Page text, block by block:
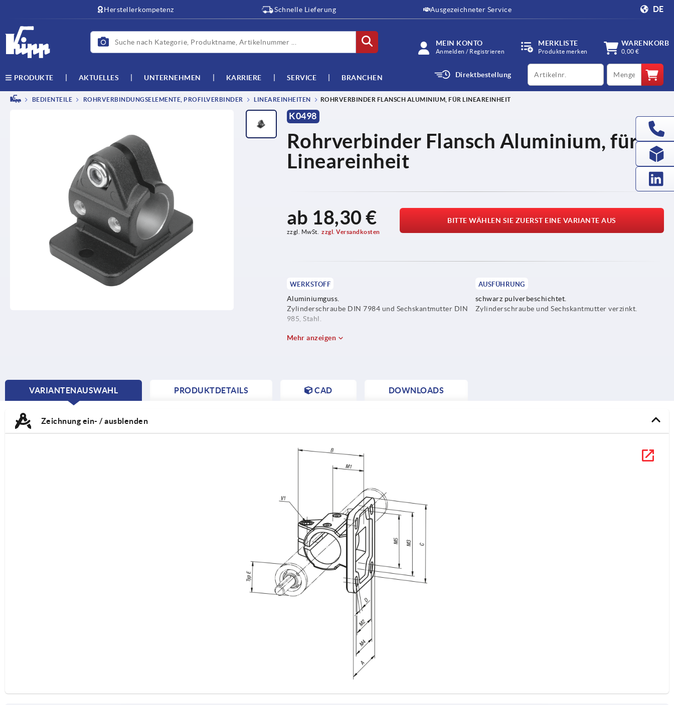
Herstellerkompetenz Schnelle Lieferung Ausgezeichneter Service DE
MEIN KONTO
Anmelden / Registrieren
MERKLISTE
Produkte merken
WARENKORB
0,00 €
PRODUKTE AKTUELLES UNTERNEHMEN KARRIERE SERVICE BRANCHEN Direktbestellung
productCode qty
BEDIENTEILE ROHRVERBINDUNGSELEMENTE, PROFILVERBINDER LINEAREINHEITEN ROHRVERBINDER FLANSCH ALUMINIUM, FÜR LINEAREINHEIT
K0498
Rohrverbinder Flansch Aluminium, für
Lineareinheit
ab 18,30 €
zzgl. MwSt. zzgl. Versandkosten
BITTE WÄHLEN SIE ZUERST EINE VARIANTE AUS
WERKSTOFF
Aluminiumguss.
Zylinderschraube DIN 7984 und Sechskantmutter DIN
985, Stahl.
AUSFÜHRUNG
schwarz pulverbeschichtet.
Zylinderschraube und Sechskantmutter verzinkt.
Mehr anzeigen
VARIANTENAUSWAHL
CURRENT
PRODUKTDETAILS CAD DOWNLOADS
Zeichnung ein- / ausblenden